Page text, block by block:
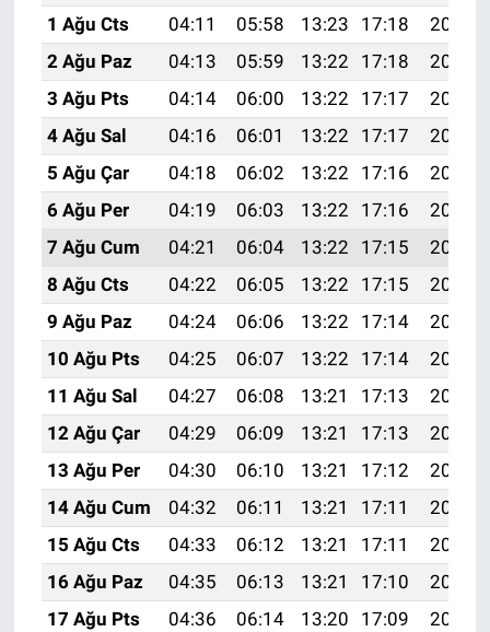
1 Ağu Cts
04:11 05:58 13:23 17:18
20:37
2 Ağu Paz
04:13 05:59 13:22 17:18
20:36
3 Ağu Pts
04:14 06:00 13:22 17:17
20:35
4 Ağu Sal
04:16 06:01 13:22 17:17
20:34
5 Ağu Çar
04:18 06:02 13:22 17:16
20:32
6 Ağu Per
04:19 06:03 13:22 17:16
20:31
7 Ağu Cum
04:21 06:04 13:22 17:15
20:30
8 Ağu Cts
04:22 06:05 13:22 17:15
20:29
9 Ağu Paz
04:24 06:06 13:22 17:14
20:27
10 Ağu Pts
04:25 06:07 13:22 17:14
20:26
11 Ağu Sal
04:27 06:08 13:21 17:13
20:25
12 Ağu Çar
04:29 06:09 13:21 17:13
20:23
13 Ağu Per
04:30 06:10 13:21 17:12
20:22
14 Ağu Cum
04:32 06:11 13:21 17:11
20:21
15 Ağu Cts
04:33 06:12 13:21 17:11
20:19
16 Ağu Paz
04:35 06:13 13:21 17:10
20:18
17 Ağu Pts
04:36 06:14 13:20 17:09
20:16